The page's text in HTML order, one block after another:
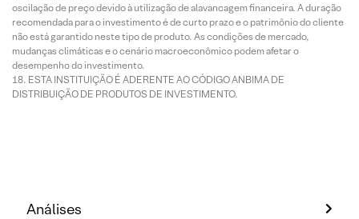
oscilação de preço devido à utilização de alavancagem financeira. A duração
recomendada para o investimento é de curto prazo e o patrimônio do cliente
não está garantido neste tipo de produto. As condições de mercado,
mudanças climáticas e o cenário macroeconômico podem afetar o
desempenho do investimento.
ESTA INSTITUIÇÃO É ADERENTE AO CÓDIGO ANBIMA DE
DISTRIBUIÇÃO DE PRODUTOS DE INVESTIMENTO.
Análises